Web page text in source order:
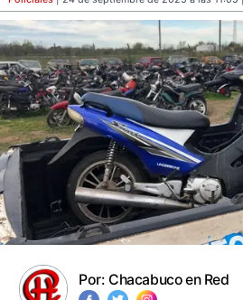
Por: Chacabuco en Red